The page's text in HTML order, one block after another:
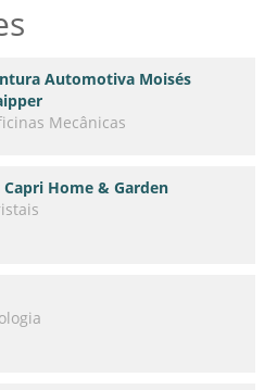
Automotiva Moisés
Mecânicas
Capri Home & Garden